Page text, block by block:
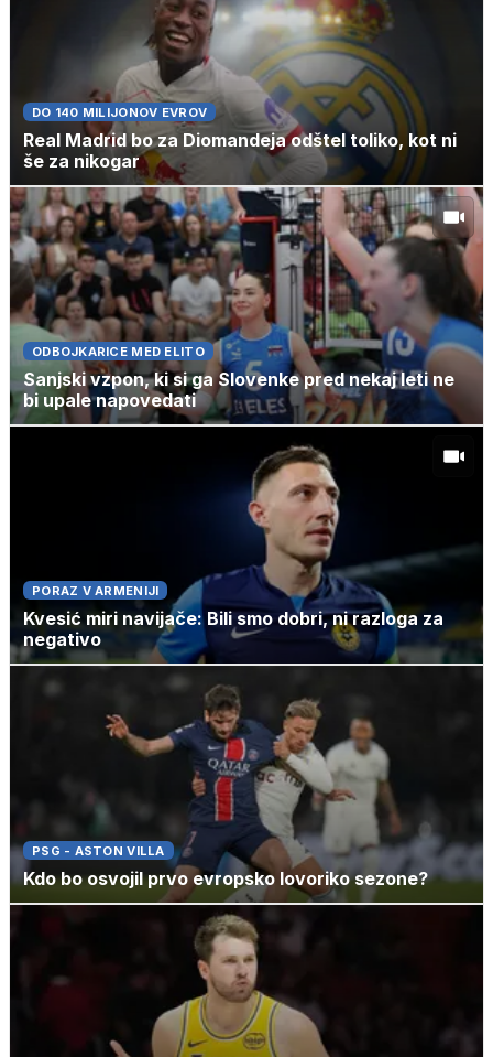
DO 140 MILIJONOV EVROV
Real Madrid bo za Diomandeja odštel toliko, kot ni
še za nikogar
ODBOJKARICE MED ELITO
Sanjski vzpon, ki si ga Slovenke pred nekaj leti ne
bi upale napovedati
PORAZ V ARMENIJI
Kvesić miri navijače: Bili smo dobri, ni razloga za
negativo
PSG - ASTON VILLA
Kdo bo osvojil prvo evropsko lovoriko sezone?